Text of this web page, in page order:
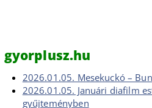
gyorplusz.hu
2026.01.05. Mesekuckó –
2026.01.05. Januári diafilm
gyűjteményben